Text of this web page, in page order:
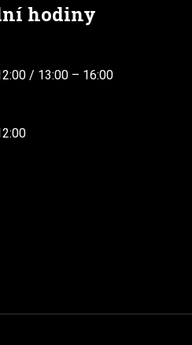
hodiny
/ 13:00 – 16:00